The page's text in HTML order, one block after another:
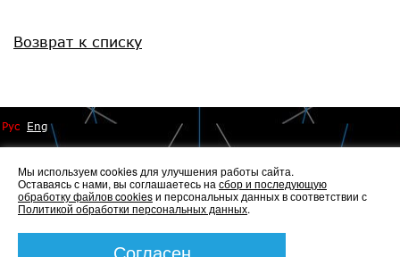
Возврат к списку
Рус Eng
© 2014 - 2026 Иннопрактика
Политика по обработке и защите персональных данных
Политика по работе с файлами Cookies
Мы используем cookies для улучшения работы сайта.
Оставаясь с нами, вы соглашаетесь на сбор и последующую
обработку файлов cookiesи персональных данных в соответствии с
Политикой обработки персональных данных.